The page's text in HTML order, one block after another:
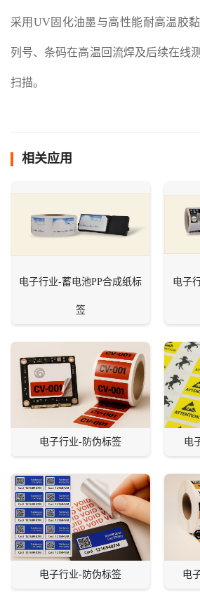
采用UV固化油墨与高性能耐高温胶
列号、条码在高温回流焊及后续在线
扫描。
相关应用
电子行业-蓄电池PP合成纸标
签
电子
电子行业-防伪标签 电
电子行业-防伪标签 电